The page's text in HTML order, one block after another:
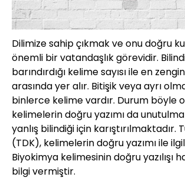
Dilimize sahip çıkmak ve onu doğru
önemli bir vatandaşlık görevidir.
barındırdığı kelime sayısı ile en
arasında yer alır. Bitişik veya ayrı
binlerce kelime vardır. Durum böyle
kelimelerin doğru yazımı da
yanlış bilindiği için karıştırılmaktadır.
(TDK), kelimelerin doğru yazımı ile
Biyokimya kelimesinin doğru yazılışı
bilgi vermiştir.